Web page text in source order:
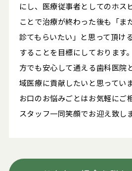
にし、医療従事者としてのホス
ことで治療が終わった後も「ま
診てもらいたい」と思って頂け
することを目標にしております
方でも安心して通える歯科医院
域医療に貢献したいと思っていま
お口のお悩みごとはお気軽にご
スタッフ一同笑顔でお迎え致しま